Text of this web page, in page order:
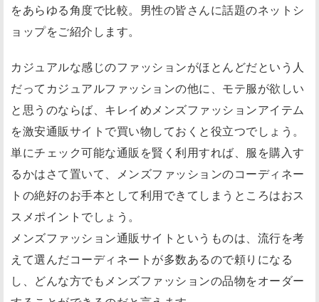
をあらゆる角度で比較。男性の皆さんに話題のネットシ
ョップをご紹介します。
カジュアルな感じのファッションがほとんどだという人
だってカジュアルファッションの他に、モテ服が欲しい
と思うのならば、キレイめメンズファッションアイテム
を激安通販サイトで買い物しておくと役立つでしょう。
単にチェック可能な通販を賢く利用すれば、服を購入す
るかはさて置いて、メンズファッションのコーディネー
トの絶好のお手本として利用できてしまうところはおス
スメポイントでしょう。
メンズファッション通販サイトというものは、流行を考
えて選んだコーディネートが多数あるので頼りになる
し、どんな方でもメンズファッションの品物をオーダー